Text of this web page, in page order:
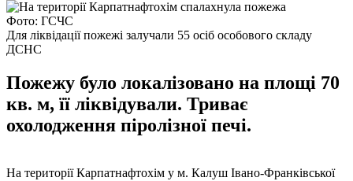
Фото: ГСЧС
Для ліквідації пожежі залучали 55 осіб особового складу
ДСНС
Пожежу було локалізовано на площі 70
кв. м, її ліквідували. Триває
охолодження піролізної печі.
На території Карпатнафтохім у м. Калуш Івано-Франківської